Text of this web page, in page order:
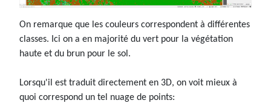
On remarque que les couleurs correspondent à différentes
classes. Ici on a en majorité du vert pour la végétation
haute et du brun pour le sol.
Lorsqu'il est traduit directement en 3D, on voit mieux à
quoi correspond un tel nuage de points: